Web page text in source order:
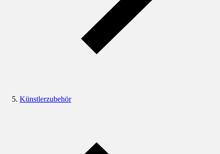
Künstlerzubehör